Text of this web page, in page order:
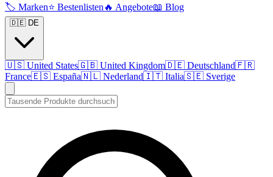
🏷️ Marken⭐ Bestenlisten 🔥 Angebote📖 Blog
🇩🇪 DE
🇺🇸 United States🇬🇧 United Kingdom🇩🇪 Deutschland🇫🇷
France🇪🇸 España🇳🇱 Nederland🇮🇹 Italia🇸🇪 Sverige